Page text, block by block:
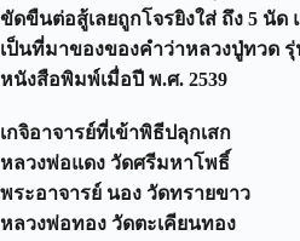
ขัดขืนต่อสู้เลยถูกโจรยิงใส่ ถึง 5 นัด
เป็นที่มาของของคำว่าหลวงปู่ทวด
หนังสือพิมพ์เมื่อปี พ.ศ. 2539
เกจิอาจารย์ที่เข้าพิธีปลุกเสก
หลวงพ่อแดง วัดศรีมหาโพธิ์
พระอาจารย์ นอง วัดทรายขาว
หลวงพ่อทอง วัดตะเคียนทอง